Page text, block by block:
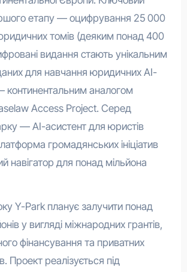
етапу — оцифрування 25 000
томів (деяким понад 400
видання стають унікальним
для навчання юридичних AI-
аналогом
Access Project. Серед
— AI-асистент для юристів
громадянських ініціатив
навігатор для понад мільйона
Y-Park планує залучити понад
у вигляді міжнародних грантів,
фінансування та приватних
Проект реалізується під